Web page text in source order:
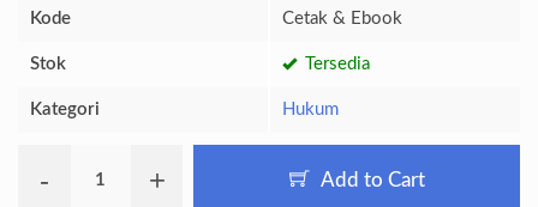
Kode Cetak & Ebook
Stok Tersedia
Kategori Hukum
- + Add to Cart